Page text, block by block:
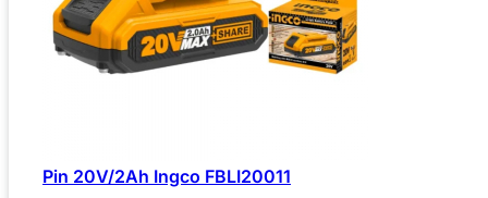
Pin 20V/2Ah Ingco FBLI20011